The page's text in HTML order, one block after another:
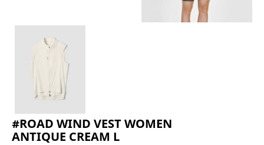
#ROAD WIND VEST WOMEN
ANTIQUE CREAM L